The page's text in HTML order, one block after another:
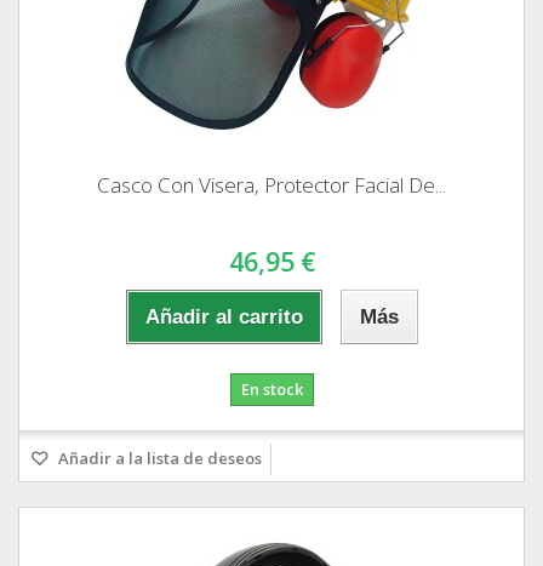
Casco Con Visera, Protector Facial De...
46,95 €
Añadir al carrito Más
En stock
Añadir a la lista de deseos